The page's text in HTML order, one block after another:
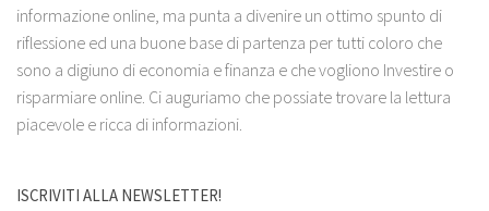
informazione online, ma punta a divenire un ottimo spunto di
riflessione ed una buone base di partenza per tutti coloro che
sono a digiuno di economia e finanza e che vogliono Investire o
risparmiare online. Ci auguriamo che possiate trovare la lettura
piacevole e ricca di informazioni.
ISCRIVITI ALLA NEWSLETTER!